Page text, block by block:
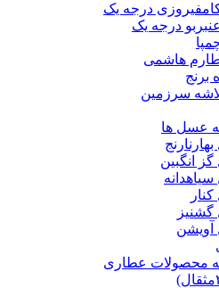
درجه یک
درجه یک
طارم هاشمی
برنج
سرزمین
عسل ها
انگبین
محصولات عطاری